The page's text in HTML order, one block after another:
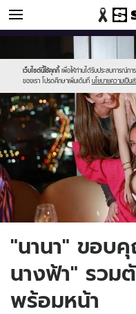
ข่าวบันเทิง
เว็บไซต์นี้ใช้คุกกี้ เพื่อให้ท่านได้รับประสบการณ์ก
ของเรา โปรดศึกษาเพิ่มเติมที่ นโยบายความเป็น
//s.isanook.com/sr/0/
new-
sanook.png
//s.isanook.com/ns/0/ud/1734/
"นานา" ขอบ
นางฟ้า" รวม
พร้อมหน้า